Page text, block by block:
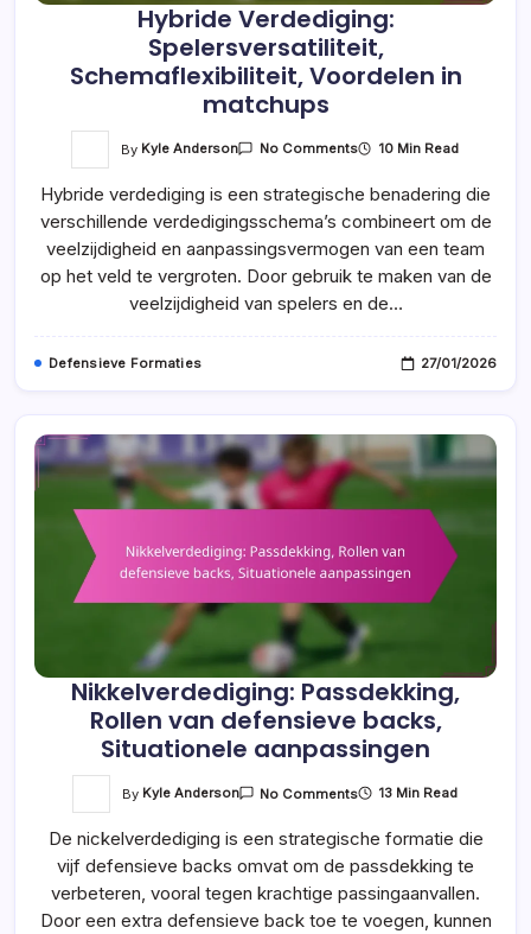
Hybride Verdediging:
Spelersversatiliteit,
Schemaflexibiliteit, Voordelen in
matchups
By Kyle Anderson No CommentsOn
Spelersversatiliteit,
Schemaflexibiliteit,
Voordelen
Matchups
10 Min Read
Hybride verdediging is een strategische benadering die
verschillende verdedigingsschema’s combineert om de
veelzijdigheid en aanpassingsvermogen van een team
op het veld te vergroten. Door gebruik te maken van de
veelzijdigheid van spelers en de…
Defensieve Formaties 27/01/2026
Nikkelverdediging: Passdekking,
Rollen van defensieve backs,
Situationele aanpassingen
By Kyle Anderson No CommentsOn
Rollen
Defensieve
Backs,
Situationele
Aanpassingen
13 Min Read
De nickelverdediging is een strategische formatie die
vijf defensieve backs omvat om de passdekking te
verbeteren, vooral tegen krachtige passingaanvallen.
Door een extra defensieve back toe te voegen, kunnen